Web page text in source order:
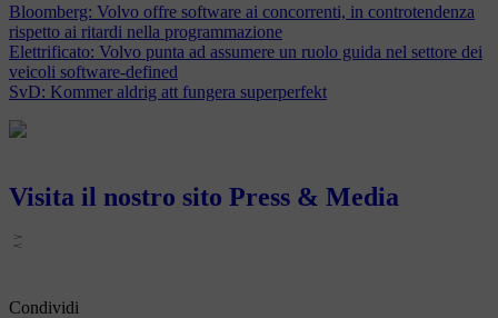
Bloomberg: Volvo offre software ai concorrenti, in controtendenza
rispetto ai ritardi nella programmazione
Elettrificato: Volvo punta ad assumere un ruolo guida nel settore dei
veicoli software-defined
SvD: Kommer aldrig att fungera superperfekt
Visita il nostro sito Press & Media
Condividi